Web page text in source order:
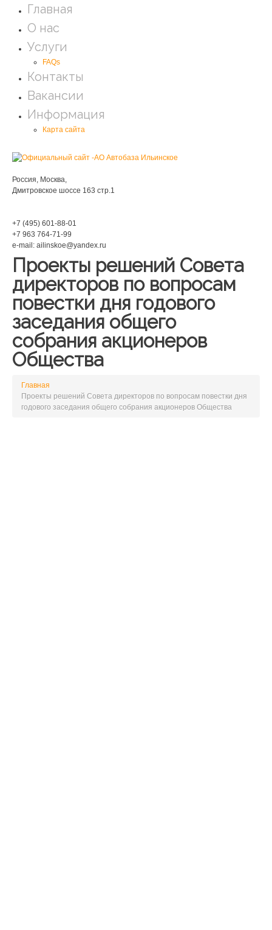
Главная
О нас
Услуги
FAQs
Контакты
Вакансии
Информация
Карта сайта
Россия, Москва,
Дмитровское шоссе 163 стр.1
+7 (495) 601-88-01
+7 963 764-71-99
e-mail: ailinskoe@yandex.ru
Проекты решений Совета
директоров по вопросам
повестки дня годового
заседания общего
собрания акционеров
Общества
Главная
Проекты решений Совета директоров по вопросам повестки дня
годового заседания общего собрания акционеров Общества